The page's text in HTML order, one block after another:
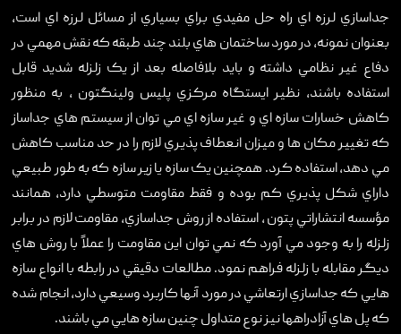
جداسازي لرزه اي راه حل مفيدي براي بسياري از مسائل لرزه اي است،
بعنوان نمونه، در مورد ساختمان هاي بلند چند طبقه که نقش مهمي در
دفاع غير نظامي داشته و بايد بلافاصله بعد از يک زلزله شديد قابل
استفاده باشند، نظير ايستگاه مرکزي پليس ولينگتون ، به منظور
کاهش خسارات سازه اي و غير سازه اي مي توان از سيستم هاي جداساز
که تغيير مکان ها و ميزان انعطاف پذيري لازم را در حد مناسب کاهش
مي دهد، استفاده کرد. همچنين يک سازه يا زير سازه که به طور طبيعي
داراي شکل پذيري کم بوده و فقط مقاومت متوسطي دارد، همانند
مؤسسه انتشاراتي پتون ، استفاده از روش جداسازي، مقاومت لازم در برابر
زلزله را به وجود مي آورد که نمي توان اين مقاومت را عملاً با روش هاي
ديگر مقابله با زلزله فراهم نمود. مطالعات دقيقي در رابطه با انواع سازه
هايي که جداسازي ارتعاشي در مورد آنها کاربرد وسيعي دارد، انجام شده
که پل هاي آزادراهها نيز نوع متداول چنين سازه هايي مي باشند.